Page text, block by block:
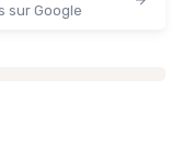
sur Google